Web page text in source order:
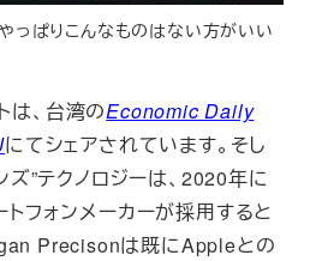
っぱりこんなものはない方がいい
は、台湾のEconomic Daily
にてシェアされています。そし
ズ”テクノロジーは、2020年に
フォンメーカーが採用すると
Precisonは既にAppleとの